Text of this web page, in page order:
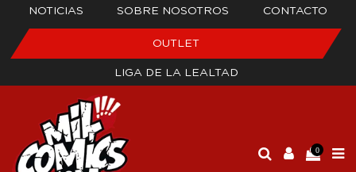
NOTICIAS SOBRE NOSOTROS CONTACTO
OUTLET
LIGA DE LA LEALTAD
0